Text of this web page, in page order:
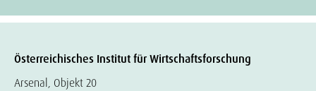
Österreichisches Institut für Wirtschaftsforschung
Arsenal, Objekt 20